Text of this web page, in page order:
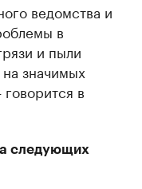
ведомства и
в
и пыли
значимых
в
следующих